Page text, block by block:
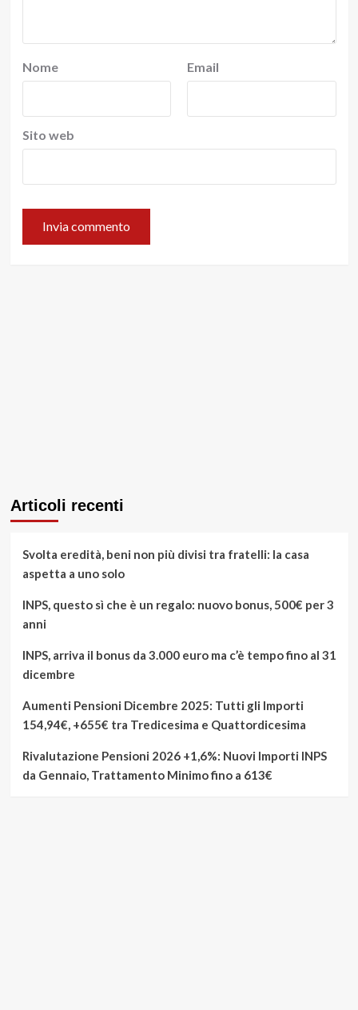
Nome Email
Sito web
Articoli recenti
Svolta eredità, beni non più divisi tra fratelli: la casa
aspetta a uno solo
INPS, questo sì che è un regalo: nuovo bonus, 500€ per 3
anni
INPS, arriva il bonus da 3.000 euro ma c’è tempo fino al 31
dicembre
Aumenti Pensioni Dicembre 2025: Tutti gli Importi
154,94€, +655€ tra Tredicesima e Quattordicesima
Rivalutazione Pensioni 2026 +1,6%: Nuovi Importi INPS
da Gennaio, Trattamento Minimo fino a 613€